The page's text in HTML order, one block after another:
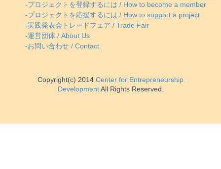
-プロジェクトを登録するには / How to become a member
-プロジェクトを応援するには / How to support a project
-実践発表会トレードフェア / Trade Fair
-運営団体 / About Us
-お問い合わせ / Contact
Copyright(c) 2014 Center for Entrepreneurship
DevelopmentAll Rights Reserved.